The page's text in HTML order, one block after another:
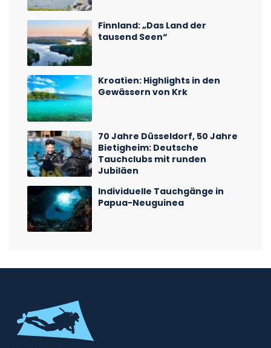
Finnland: „Das Land der
tausend Seen“
Kroatien: Highlights in den
Gewässern von Krk
70 Jahre Düsseldorf, 50 Jahre
Bietigheim: Deutsche
Tauchclubs mit runden
Jubiläen
Individuelle Tauchgänge in
Papua-Neuguinea